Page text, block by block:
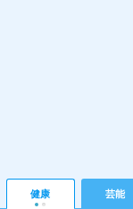
健康 芸能